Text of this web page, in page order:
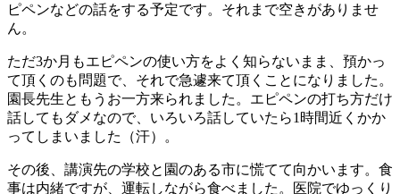
ピペンなどの話をする予定です。それまで空きがありませ
ん。
ただ3か月もエピペンの使い方をよく知らないまま、預かっ
て頂くのも問題で、それで急遽来て頂くことになりました。
園長先生ともうお一方来られました。エピペンの打ち方だけ
話してもダメなので、いろいろ話していたら1時間近くかか
ってしまいました（汗）。
その後、講演先の学校と園のある市に慌てて向かいます。食
事は内緒ですが、運転しながら食べました。医院でゆっくり